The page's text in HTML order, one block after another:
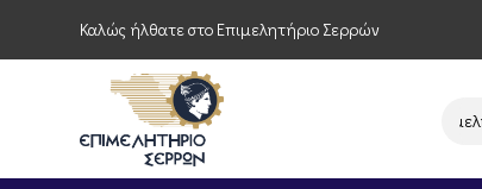
Καλώς ήλθατε στο Επιμελητήριο Σερρών
Παρέμβαση του